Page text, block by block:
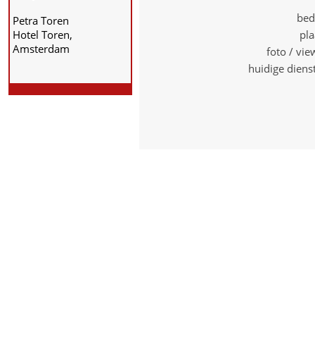
Petra Toren
Hotel Toren,
Amsterdam
foto /
huidige